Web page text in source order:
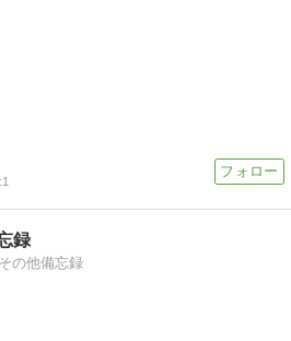
1
録
の他備忘録